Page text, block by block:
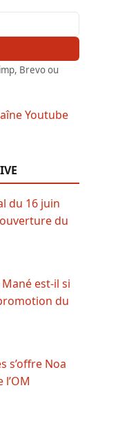
Brevo ou
du 16 juin
du
est-il si
du
s’offre Noa